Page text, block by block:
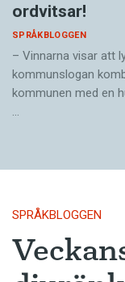
ordvitsar!
SPRÅKBLOGGEN
– Vinnarna visar att
kommunslogan
kommunen med en
…
SPRÅKBLOGGEN